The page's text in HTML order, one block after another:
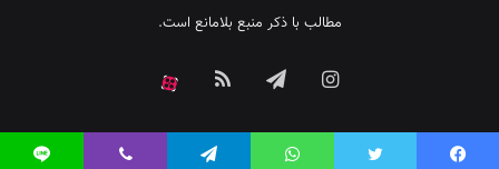
مطالب با ذکر منبع بلامانع است.
اینستاگرامتلگرام خوراک